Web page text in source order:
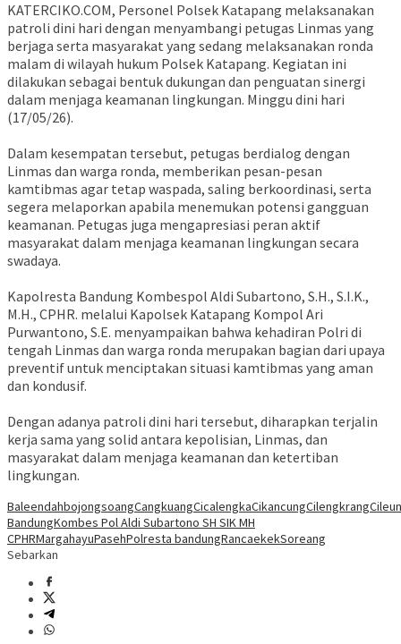
KATERCIKO.COM, ‎Personel Polsek Katapang melaksanakan
patroli dini hari dengan menyambangi petugas Linmas yang
berjaga serta masyarakat yang sedang melaksanakan ronda
malam di wilayah hukum Polsek Katapang. Kegiatan ini
dilakukan sebagai bentuk dukungan dan penguatan sinergi
dalam menjaga keamanan lingkungan. Minggu dini hari
(17/05/26).
‎Dalam kesempatan tersebut, petugas berdialog dengan
Linmas dan warga ronda, memberikan pesan-pesan
kamtibmas agar tetap waspada, saling berkoordinasi, serta
segera melaporkan apabila menemukan potensi gangguan
keamanan. Petugas juga mengapresiasi peran aktif
masyarakat dalam menjaga keamanan lingkungan secara
swadaya.
‎Kapolresta Bandung Kombespol Aldi Subartono, S.H., S.I.K.,
M.H., CPHR. melalui Kapolsek Katapang Kompol Ari
Purwantono, S.E. menyampaikan bahwa kehadiran Polri di
tengah Linmas dan warga ronda merupakan bagian dari upaya
preventif untuk menciptakan situasi kamtibmas yang aman
dan kondusif.
‎Dengan adanya patroli dini hari tersebut, diharapkan terjalin
kerja sama yang solid antara kepolisian, Linmas, dan
masyarakat dalam menjaga keamanan dan ketertiban
lingkungan.
BaleendahbojongsoangCangkuangCicalengkaCikancungCilengkrang
BandungKombes Pol Aldi Subartono SH SIK MH
CPHRMargahayuPasehPolresta bandungRancaekekSoreang
Sebarkan